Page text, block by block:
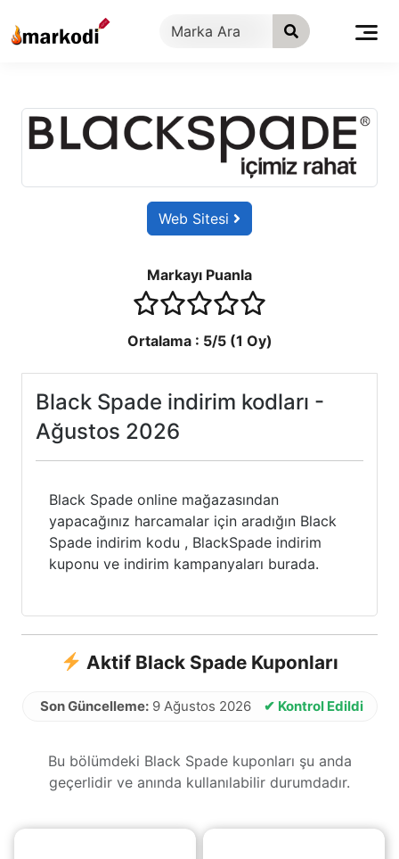
geç
Web Sitesi
Markayı Puanla
4 stars
3 stars
2 stars
1 stars
Ortalama : 5/5 (1 Oy)
Black Spade indirim kodları -
Ağustos 2026
Black Spade online mağazasından
yapacağınız harcamalar için aradığın Black
Spade indirim kodu , BlackSpade indirim
kuponu ve indirim kampanyaları burada.
Aktif Black Spade Kuponları
Son Güncelleme:9 Ağustos 2026 ✔ Kontrol Edildi
Bu bölümdeki Black Spade kuponları şu anda
geçerlidir ve anında kullanılabilir durumdadır.